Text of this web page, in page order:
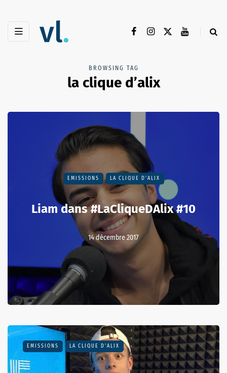
BROWSING TAG
la clique d’alix
EMISSIONS LA CLIQUE D'ALIX
Liam dans #LaCliqueDAlix #10
14 décembre 2017
EMISSIONS LA CLIQUE D'ALIX